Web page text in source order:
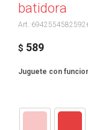
batidora
$ 589
Juguete con